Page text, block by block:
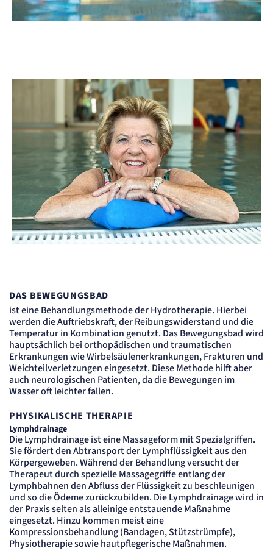
DAS BEWEGUNGSBAD
ist eine Behandlungsmethode der Hydrotherapie. Hierbei
werden die Auftriebskraft, der Reibungswiderstand und die
Temperatur in Kombination genutzt. Das Bewegungsbad wird
hauptsächlich bei orthopädischen und traumatischen
Erkrankungen wie Wirbelsäu­lenerkrankungen, Frakturen und
Weichteilverletzungen eingesetzt. Diese Methode hilft aber
auch neurologischen Patienten, da die Bewegungen im
Wasser oft leichter fallen.
PHYSIKALISCHE THERAPIE
Lymphdrainage
Die Lymphdrainage ist eine Massageform mit Spezialgriffen.
Sie fördert den Abtransport der Lymphflüssigkeit aus den
Körpergeweben. Während der Behandlung versucht der
Therapeut durch spezielle Massagegriffe entlang der
Lymphbahnen den Abfluss der Flüssigkeit zu beschleunigen
und so die Ödeme zurückzubilden. Die Lymphdrainage wird in
der Praxis selten als alleinige entstauende Maßnahme
eingesetzt. Hinzu kommen meist eine
Kompressionsbehandlung (Bandagen, Stützstrümpfe),
Physiotherapie sowie hautpflegerische Maßnahmen.